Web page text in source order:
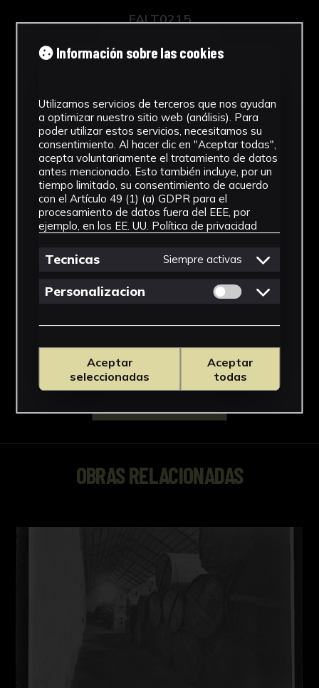
realizar dibujos y pinturas de la ciudad de
del tabaco, temática que ocuparía la mayoría
FALT0215
Autor/es
Tipología
Reproducción
Cronología
1984
Técnica
Ver más
OBRAS RELACIONADAS
Información sobre las cookies
Utilizamos servicios de terceros que nos ayudan
a optimizar nuestro sitio web (análisis). Para
poder utilizar estos servicios, necesitamos su
consentimiento. Al hacer clic en "Aceptar todas",
acepta voluntariamente el tratamiento de datos
antes mencionado. Esto también incluye, por un
tiempo limitado, su consentimiento de acuerdo
con el Artículo 49 (1) (a) GDPR para el
procesamiento de datos fuera del EEE, por
ejemplo, en los EE. UU. Política de privacidad
Tecnicas Siempre activas
Personalizacion Permitir cookies
Aceptar
seleccionadas
Aceptar
todas